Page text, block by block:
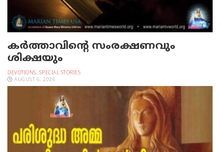
കർത്താവിന്റെ സംരക്ഷണവും
ശിക്ഷയും
DEVOTIONS, SPECIAL STORIES
AUGUST 6, 2026